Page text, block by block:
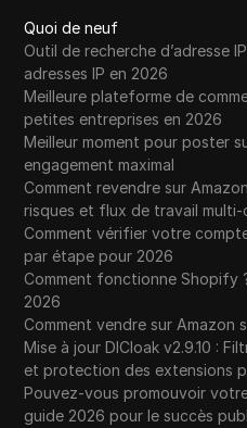
Quoi de neuf
Outil de recherche d’adresse
adresses IP en 2026
Meilleure plateforme de
petites entreprises en 2026
Meilleur moment pour poster
engagement maximal
Comment revendre sur
risques et flux de travail multi-
Comment vérifier votre
par étape pour 2026
Comment fonctionne Shopify
2026
Comment vendre sur Amazon
Mise à jour DICloak v2.9.10 :
et protection des extensions
Pouvez-vous promouvoir
guide 2026 pour le succès